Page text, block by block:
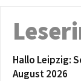
Hallo Leipzig:
August 2026